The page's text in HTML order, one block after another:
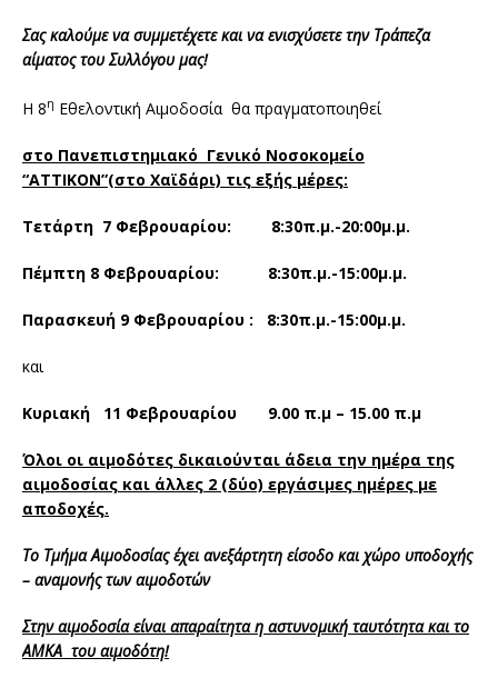
Σας καλούμε να συμμετέχετε και να ενισχύσετε την Τράπεζα
αίματος του Συλλόγου μας!
Η 8η Εθελοντική Αιμοδοσία θα πραγματοποιηθεί
στο Πανεπιστημιακό Γενικό Νοσοκομείο
“ΑΤΤΙΚΟΝ”(στο Χαϊδάρι) τις εξής μέρες:
Τετάρτη 7 Φεβρουαρίου: 8:30π.μ.-20:00μ.μ.
Πέμπτη 8 Φεβρουαρίου: 8:30π.μ.-15:00μ.μ.
Παρασκευή 9 Φεβρουαρίου : 8:30π.μ.-15:00μ.μ.
και
Κυριακή 11 Φεβρουαρίου 9.00 π.μ – 15.00 π.μ
Όλοι οι αιμοδότες δικαιούνται άδεια την ημέρα της
αιμοδοσίας και άλλες 2 (δύο) εργάσιμες ημέρες με
αποδοχές.
Το Τμήμα Αιμοδοσίας έχει ανεξάρτητη είσοδο και χώρο υποδοχής
– αναμονής των αιμοδοτών
Στην αιμοδοσίαείναι απαραίτητα η αστυνομική ταυτότητα και το
ΑΜΚΑ του αιμοδότη!